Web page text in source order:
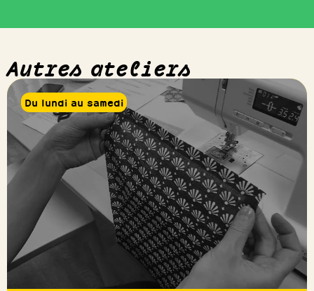
Autres ateliers
Du lundi au samedi